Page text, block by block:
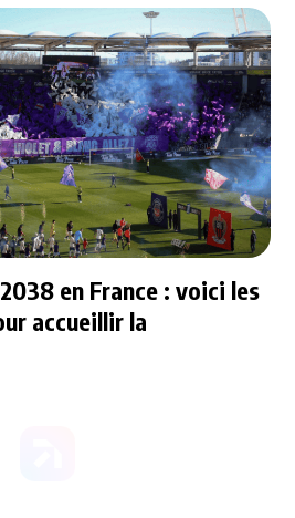
en France : voici les
accueillir la